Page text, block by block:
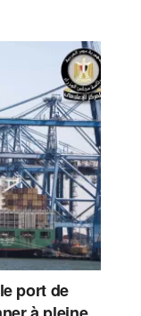
port de